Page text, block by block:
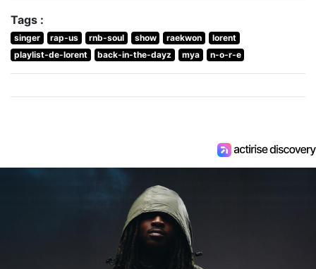
Tags :
singer rap-us rnb-soul show raekwon
lorent
playlist-de-lorent
back-in-the-dayz mya n-o-r-e